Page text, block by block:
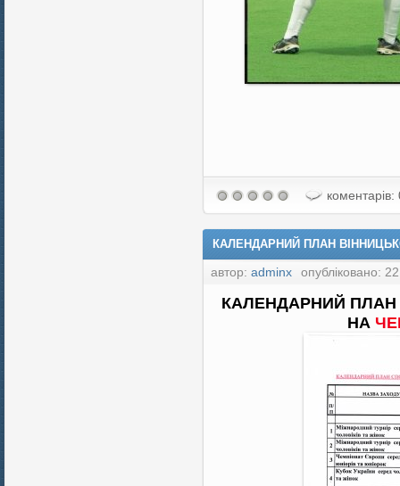
коментарів:
КАЛЕНДАРНИЙ ПЛАН
автор: adminx опубліковано:
КАЛЕНДАРНИЙ
НА